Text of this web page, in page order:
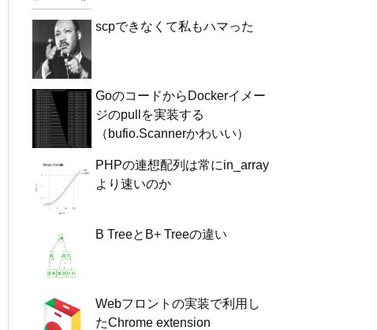
scpできなくて私もハマった
GoのコードからDockerイメー
ジのpullを実装する
（bufio.Scannerかわいい）
PHPの連想配列は常にin_array
より速いのか
B TreeとB+ Treeの違い
Webフロントの実装で利用し
たChrome extension